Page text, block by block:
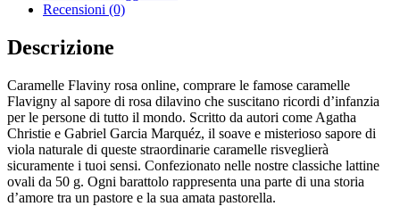
Recensioni (0)
Descrizione
Caramelle Flaviny rosa online, comprare le famose caramelle
Flavigny al sapore di rosa dilavino che suscitano ricordi d’infanzia
per le persone di tutto il mondo. Scritto da autori come Agatha
Christie e Gabriel Garcia Marquéz, il soave e misterioso sapore di
viola naturale di queste straordinarie caramelle risveglierà
sicuramente i tuoi sensi. Confezionato nelle nostre classiche lattine
ovali da 50 g. Ogni barattolo rappresenta una parte di una storia
d’amore tra un pastore e la sua amata pastorella.